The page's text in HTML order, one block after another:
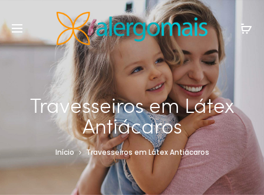
Travesseiros em Látex
Antiácaros
Início Travesseiros em Látex Antiácaros